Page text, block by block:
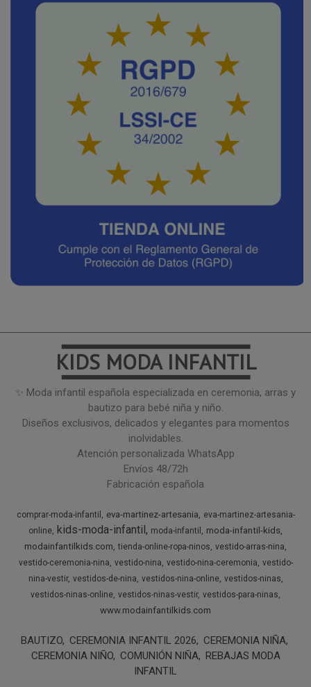
━━━━━━━━━━━━━━━
KIDS MODA INFANTIL
━━━━━━━━━━━━━━━
✨ Moda infantil española especializada en ceremonia, arras y
bautizo para bebé niña y niño.
Diseños exclusivos, delicados y elegantes para momentos
inolvidables.
Atención personalizada WhatsApp
Envíos 48/72h
Fabricación española
comprar-moda-infantil eva-martinez-artesania
eva-martinez-artesania-
online kids-moda-infantil moda-infantil
moda-infantil-kids
modainfantilkids.com tienda-online-ropa-ninos vestido-arras-nina
vestido-ceremonia-nina vestido-nina vestido-nina-ceremonia vestido-
nina-vestir vestidos-de-nina vestidos-nina-online vestidos-ninas
vestidos-ninas-online vestidos-ninas-vestir vestidos-para-ninas
www.modainfantilkids.com
BAUTIZO CEREMONIA INFANTIL 2026
CEREMONIA NIÑA
CEREMONIA NIÑO COMUNIÓN NIÑA REBAJAS MODA
INFANTIL